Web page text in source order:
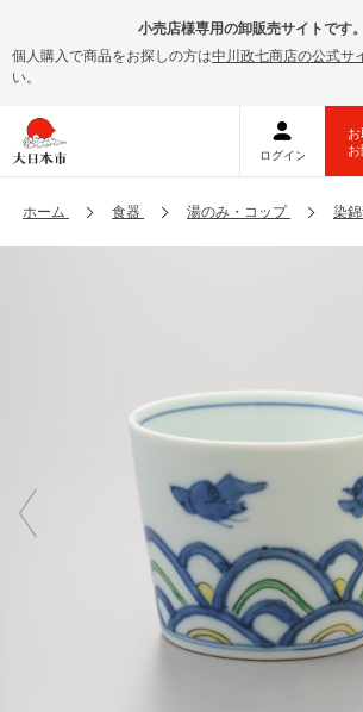
小売店様専用の卸販売サイトです。
個人購入で商品をお探しの方は中川政七商店の公式サ
い。
ホーム 食器 湯のみ・コップ 染